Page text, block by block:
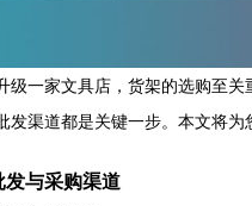
级一家文具店，货架的选购至
发渠道都是关键一步。本文将为
发与采购渠道